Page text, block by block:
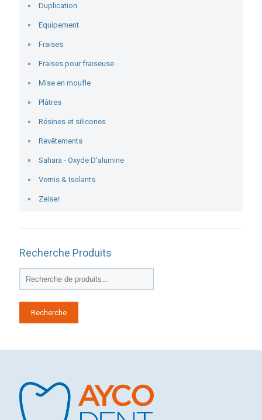
Duplication
Equipement
Fraises
Fraises pour fraiseuse
Mise en moufle
Plâtres
Résines et silicones
Revêtements
Sahara - Oxyde D'alumine
Vernis & Isolants
Zeiser
Recherche Produits
Recherche